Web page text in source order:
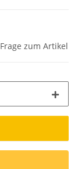
Frage zum Artikel